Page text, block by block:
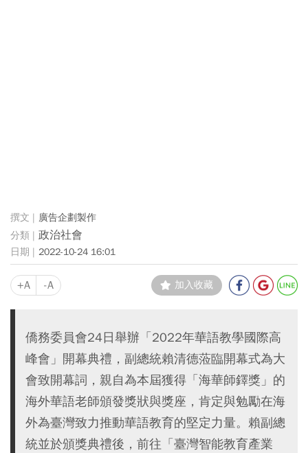
廣告企劃製作
政治社會
2022-10-24 16:01
+A -A 加入收藏
僑務委員會24日舉辦「2022年華語教學國際高
峰會」開幕典禮，副總統賴清德蒞臨開幕式為大
會致開幕詞，親自為本屆獲得「海華師鐸獎」的
海外華語老師頒發獎狀與獎座，肯定與勉勵在海
外為臺灣致力推動華語教育的堅定力量。賴副總
統並於頒獎典禮後，前往「臺灣智能教育產業